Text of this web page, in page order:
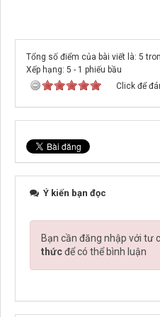
Tổng số điểm của bài viết là: 5
Xếp hạng: 5 - 1 phiếu bầu
Click để
Ý kiến bạn đọc
Bạn cần đăng nhập với tư
thứcđể có thể bình luận